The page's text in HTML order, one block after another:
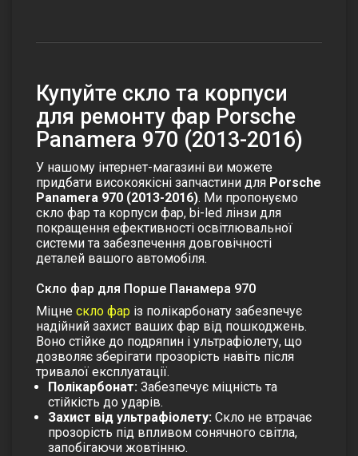
Купуйте скло та корпуси
для ремонту фар Porsche
Panamera 970 (2013-2016)
У нашому інтернет-магазині ви можете
придбати високоякісні запчастини для Porsche
Panamera 970 (2013-2016). Ми пропонуємо
скло фар та корпуси фар, bi-led лінзи для
покращення ефективності освітлювальної
системи та забезпечення довговічності
деталей вашого автомобіля.
Скло фар для Порше Панамера 970
Міцне скло фар із полікарбонату забезпечує
надійний захист ваших фар від пошкоджень.
Воно стійке до подряпин і ультрафіолету, що
дозволяє зберігати прозорість навіть після
тривалої експлуатації.
Полікарбонат: Забезпечує міцність та
стійкість до ударів.
Захист від ультрафіолету: Скло не втрачає
прозорість під впливом сонячного світла,
запобігаючи жовтінню.